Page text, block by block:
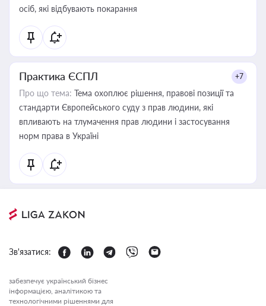
осіб, які відбувають покарання
Практика ЄСПЛ +7
Про що тема: Тема охоплює рішення, правові позиції та
стандарти Європейського суду з прав людини, які
впливають на тлумачення прав людини і застосування
норм права в Україні
Зв'язатися:
забезпечує український бізнес
інформацією, аналітикою та
технологічними рішеннями для